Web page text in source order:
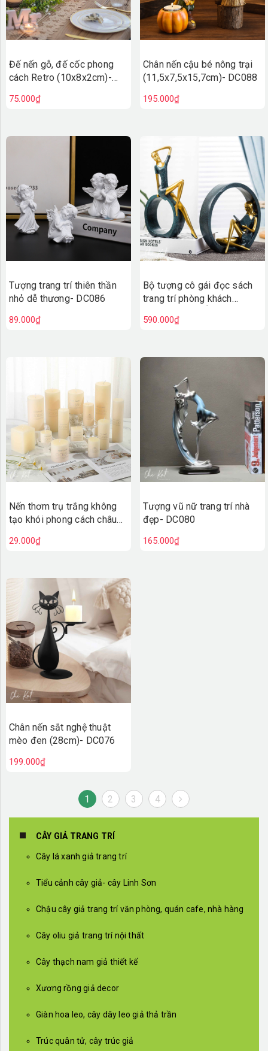
Đế nến gỗ, đế cốc phong
cách Retro (10x8x2cm)-
75.000₫
Chân nến cậu bé nông trại
(11,5x7,5x15,7cm)- DC088
195.000₫
Tượng trang trí thiên thần
nhỏ dễ thương- DC086
89.000₫
Bộ tượng cô gái đọc sách
trang trí phòng khách
590.000₫
Nến thơm trụ trắng không
tạo khói phong cách châu
29.000₫
Tượng vũ nữ trang trí nhà
đẹp- DC080
165.000₫
Chân nến sắt nghệ thuật
mèo đen (28cm)- DC076
199.000₫
1 2 3 4
CÂY GIẢ TRANG TRÍ
Cây lá xanh giả trang trí
Tiểu cảnh cây giả- cây Linh Sơn
Chậu cây giả trang trí văn phòng, quán cafe, nhà hàng
Cây oliu giả trang trí nội thất
Cây thạch nam giả thiết kế
Xương rồng giả decor
Giàn hoa leo, cây dây leo giả thả trần
Trúc quân tử, cây trúc giả